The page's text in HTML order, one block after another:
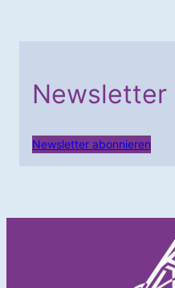
Newsletter
Newsletter abonnieren